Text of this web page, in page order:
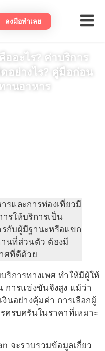
ลงมือทําเลย
ออะไร? ค่าบริการ
อย่างไร? คู่มือก่อน
านอาหาร
รและการท่องเที่ยวมี
รให้บริการเป็น
กับผู้มีฐานะหรือแขก
นที่ส่วนตัว ต้องมี
ศที่ดีด้วย
ริการทางเพศ ทำให้มีผู้ให้
การแข่งขันจึงสูง แม้ว่า
นอย่างคุ้มค่า การเลือกผู้
ครบครันในราคาที่เหมาะ
จะรวบรวมข้อมูลเกี่ยว